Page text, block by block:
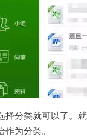
择分类就可以了。
为分类。